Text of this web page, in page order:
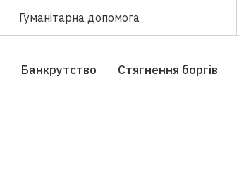
Гуманітарна допомога
Банкрутство Стягнення боргiв